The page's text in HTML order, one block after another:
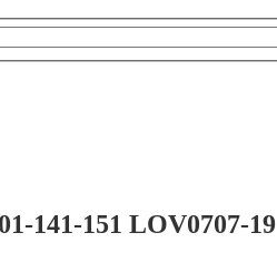
141-151 LOV0707-19